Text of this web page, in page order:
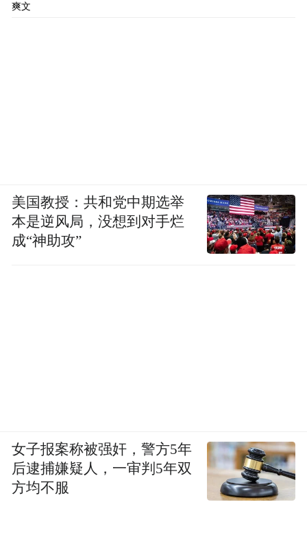
爽文
美国教授：共和党中期选举
本是逆风局，没想到对手烂
成“神助攻”
女子报案称被强奸，警方5年
后逮捕嫌疑人，一审判5年双
方均不服